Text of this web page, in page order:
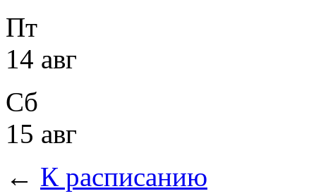
Пт
14 авг
Сб
15 авг
← К расписанию